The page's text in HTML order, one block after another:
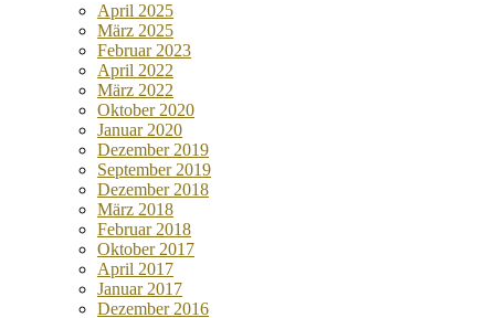
April 2025
März 2025
Februar 2023
April 2022
März 2022
Oktober 2020
Januar 2020
Dezember 2019
September 2019
Dezember 2018
März 2018
Februar 2018
Oktober 2017
April 2017
Januar 2017
Dezember 2016